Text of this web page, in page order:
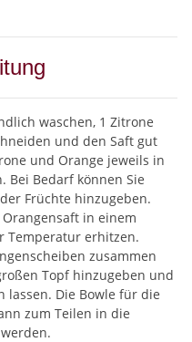
waschen, 1 Zitrone
und den Saft gut
und Orange jeweils in
Bei Bedarf können Sie
Früchte hinzugeben.
in einem
Temperatur erhitzen.
zusammen
Topf hinzugeben und
lassen. Die Bowle für die
zum Teilen in die